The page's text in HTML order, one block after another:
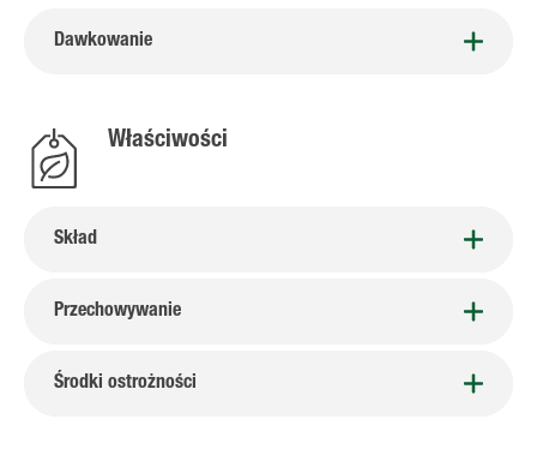
Dawkowanie
Właściwości
Skład
Przechowywanie
Środki ostrożności